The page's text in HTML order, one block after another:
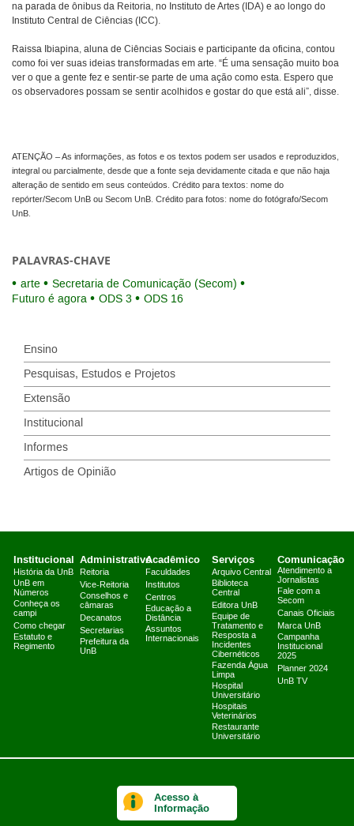
na parada de ônibus da Reitoria, no Instituto de Artes (IDA) e ao longo do
Instituto Central de Ciências (ICC).
Raissa Ibiapina, aluna de Ciências Sociais e participante da oficina, contou
como foi ver suas ideias transformadas em arte. “É uma sensação muito boa
ver o que a gente fez e sentir-se parte de uma ação como esta. Espero que
os observadores possam se sentir acolhidos e gostar do que está ali”, disse.
ATENÇÃO – As informações, as fotos e os textos podem ser usados e reproduzidos,
integral ou parcialmente, desde que a fonte seja devidamente citada e que não haja
alteração de sentido em seus conteúdos. Crédito para textos: nome do
repórter/Secom UnB ou Secom UnB. Crédito para fotos: nome do fotógrafo/Secom
UnB.
PALAVRAS-CHAVE
arte
Secretaria de Comunicação (Secom)
Futuro é agora
ODS 3 ODS 16
Ensino
Pesquisas, Estudos e Projetos
Extensão
Institucional
Informes
Artigos de Opinião
Institucional
História da UnB
UnB em
Números
Conheça os
campi
Como chegar
Estatuto e
Regimento
Administrativo
Reitoria
Vice-Reitoria
Conselhos e
câmaras
Decanatos
Secretarias
Prefeitura da
UnB
Acadêmico
Faculdades
Institutos
Centros
Educação a
Distância
Assuntos
Internacionais
Serviços
Arquivo Central
Biblioteca
Central
Editora UnB
Equipe de
Tratamento e
Resposta a
Incidentes
Cibernéticos
Fazenda Água
Limpa
Hospital
Universitário
Hospitais
Veterinários
Restaurante
Universitário
Comunicação
Atendimento a
Jornalistas
Fale com a
Secom
Canais Oficiais
Marca UnB
Campanha
Institucional
2025
Planner 2024
UnB TV
Acesso à
Informação